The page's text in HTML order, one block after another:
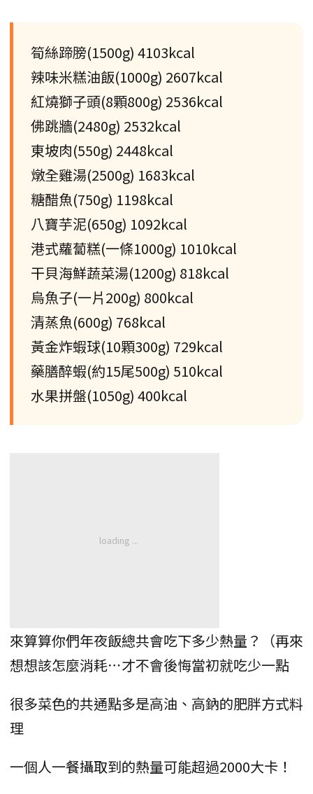
筍絲蹄膀(1500g) 4103kcal
辣味米糕油飯(1000g) 2607kcal
紅燒獅子頭(8顆800g) 2536kcal
佛跳牆(2480g) 2532kcal
東坡肉(550g) 2448kcal
燉全雞湯(2500g) 1683kcal
糖醋魚(750g) 1198kcal
八寶芋泥(650g) 1092kcal
港式蘿蔔糕(一條1000g) 1010kcal
干貝海鮮蔬菜湯(1200g) 818kcal
烏魚子(一片200g) 800kcal
清蒸魚(600g) 768kcal
黃金炸蝦球(10顆300g) 729kcal
藥膳醉蝦(約15尾500g) 510kcal
水果拼盤(1050g) 400kcal
來算算你們年夜飯總共會吃下多少熱量？（再來
想想該怎麼消耗⋯才不會後悔當初就吃少一點
很多菜色的共通點多是高油、高鈉的肥胖方式料
理
一個人一餐攝取到的熱量可能超過2000大卡！